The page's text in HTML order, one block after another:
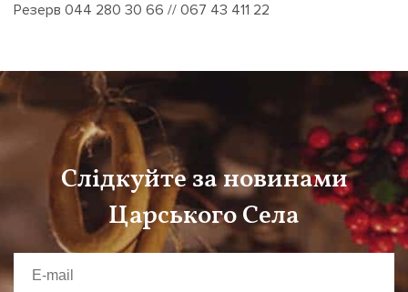
Резерв 044 280 30 66 // 067 43 411 22
Слідкуйте за новинами
Царського Села